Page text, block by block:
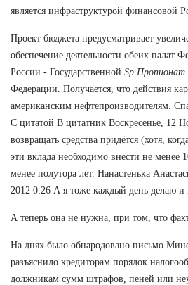
является инфраструктурой финансовой
Проект бюджета предусматривает
обеспечение деятельности обеих палат
России - Государственной Sp Пропионат
Федерации. Получается, что действия
американским нефтепроизводителям.
С цитатой В цитатник Воскресенье, 12
возвращать средства придётся (хотя,
эти вклада необходимо внести не менее
менее полутора лет. Нанастенька
2012 0:26 А я тоже каждый день делаю и
А теперь она не нужна, при том, что
На днях было обнародовано письмо
разъяснило кредиторам порядок
должникам сумм штрафов, пеней или